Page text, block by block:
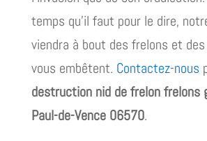
temps qu’il faut pour le dire,
viendra à bout des frelons et
vous embêtent. Contactez-nous
destruction nid de frelon frelons
Paul-de-Vence 06570.